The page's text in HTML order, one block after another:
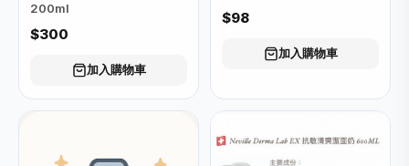
200ml
$300
加入購物車
$98
加入購物車